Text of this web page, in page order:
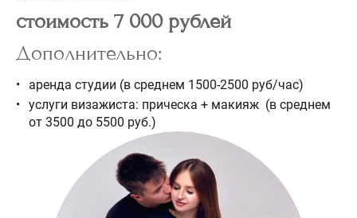
стоимость 7 000 рублей
Дополнительно:
аренда студии (в среднем 1500-2500 руб/час)
услуги визажиста: прическа + макияж (в среднем
от 3500 до 5500 руб.)